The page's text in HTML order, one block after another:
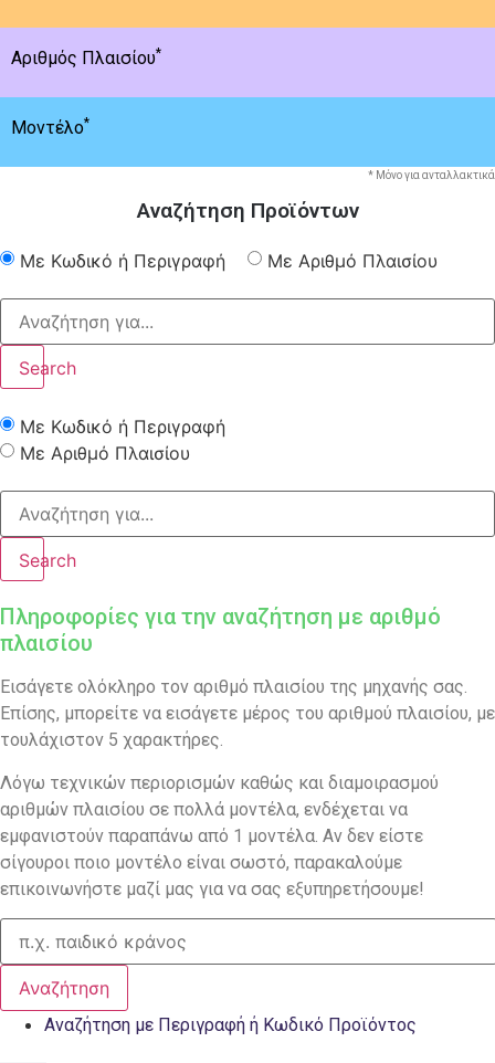
Αριθμός Πλαισίου*
Μοντέλο*
* Μόνο για ανταλλακτικά
Αναζήτηση Προϊόντων
Με Κωδικό ή Περιγραφή Με Αριθμό Πλαισίου
Search
Με Κωδικό ή Περιγραφή
Με Αριθμό Πλαισίου
Search
Πληροφορίες για την αναζήτηση με αριθμό
πλαισίου
Εισάγετε ολόκληρο τον αριθμό πλαισίου της μηχανής σας.
Επίσης, μπορείτε να εισάγετε μέρος του αριθμού πλαισίου, με
τουλάχιστον 5 χαρακτήρες.
Λόγω τεχνικών περιορισμών καθώς και διαμοιρασμού
αριθμών πλαισίου σε πολλά μοντέλα, ενδέχεται να
εμφανιστούν παραπάνω από 1 μοντέλα. Αν δεν είστε
σίγουροι ποιο μοντέλο είναι σωστό, παρακαλούμε
επικοινωνήστε μαζί μας για να σας εξυπηρετήσουμε!
Αναζήτηση
Αναζήτηση με Περιγραφή ή Κωδικό Προϊόντος